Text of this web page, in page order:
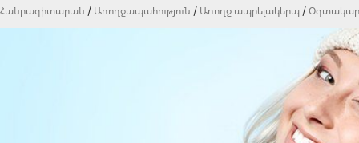
Հանրագիտարան Առողջապահություն Առողջ ապրելակերպ Oգտակար